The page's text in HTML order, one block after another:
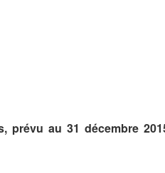
prévu au 31 décembre